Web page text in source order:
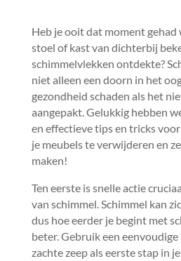
Heb je ooit dat moment
stoel of kast van dichterbij
schimmelvlekken ontdekte?
niet alleen een doorn in het
gezondheid schaden als het
aangepakt.​ Gelukkig hebben
en effectieve tips en tricks
je meubels te verwijderen en
maken!
Ten eerste is snelle actie
van schimmel.​ Schimmel kan
dus hoe eerder je begint met
beter.​ Gebruik een
zachte zeep als eerste stap in